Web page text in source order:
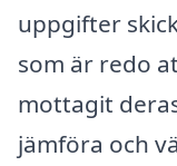
uppgifter
som är redo
mottagit
jämföra och